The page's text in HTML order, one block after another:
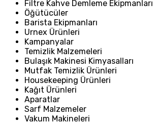
Filtre Kahve Demleme Ekipmanları
Öğütücüler
Barista Ekipmanları
Urnex Ürünleri
Kampanyalar
Temizlik Malzemeleri
Bulaşık Makinesi Kimyasalları
Mutfak Temizlik Ürünleri
Housekeeping Ürünleri
Kağıt Ürünleri
Aparatlar
Sarf Malzemeler
Vakum Makineleri